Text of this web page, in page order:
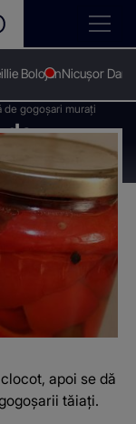
Ilie BolojanNicușor Dan
de gogoșari murați
de
apoi se dă
tăiați.